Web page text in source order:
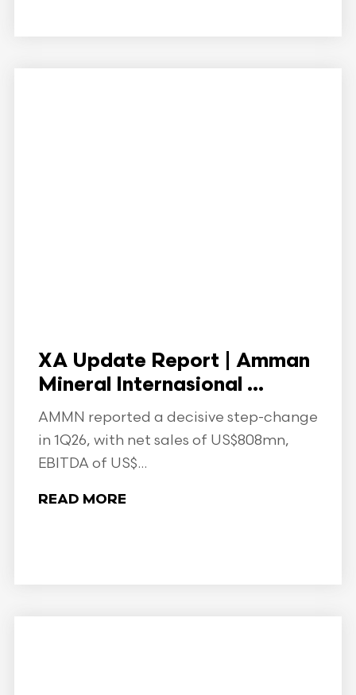
XA Update Report | Amman
Mineral Internasional ...
AMMN reported a decisive step-change
in 1Q26, with net sales of US$808mn,
EBITDA of US$...
READ MORE